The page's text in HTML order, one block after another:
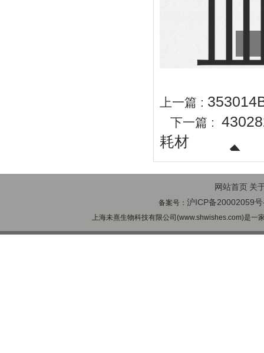
上一篇 :
下一篇 :
耗材
网站首页 关
备案号：沪ICP备20002059
上海未熹生物科技有限公司(www.shwishes.com)是一